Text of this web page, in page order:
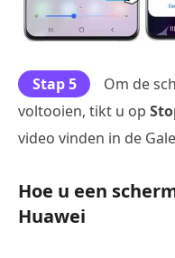
Stap 5
Om de
voltooien, tikt u op
video vinden in de
Hoe u een
Huawei